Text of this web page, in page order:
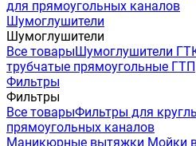
для прямоугольных каналов
Шумоглушители
Шумоглушители
Все товарыШумоглушители
трубчатые прямоугольные ГТП
Фильтры
Фильтры
Все товарыФильтры для
прямоугольных каналов
Маникюрные вытяжки Мойки